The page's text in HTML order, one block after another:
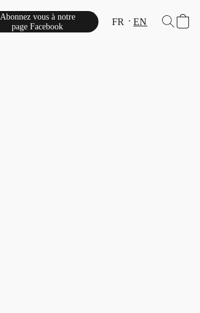
Abonnez vous à notre
page Facebook
FR EN